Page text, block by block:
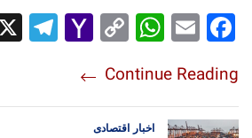
Fac
ok
Em
Wh
Ap
p
Co
Lin
k
Yah
l
Tel
Continue Reading
اخبار اقتصادی